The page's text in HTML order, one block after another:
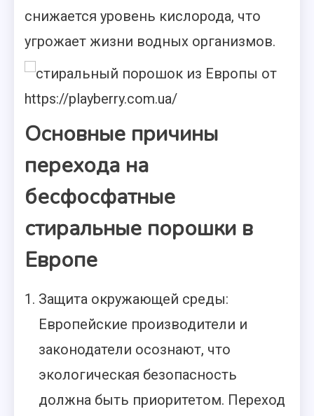
снижается уровень кислорода, что
угрожает жизни водных организмов.
Основные причины
перехода на
бесфосфатные
стиральные порошки в
Европе
Защита окружающей среды:
Европейские производители и
законодатели осознают, что
экологическая безопасность
должна быть приоритетом. Переход